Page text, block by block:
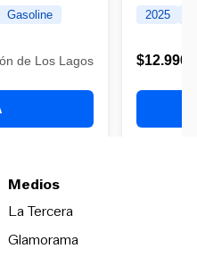
Medios
La TerceraOpens in new
Glamorama